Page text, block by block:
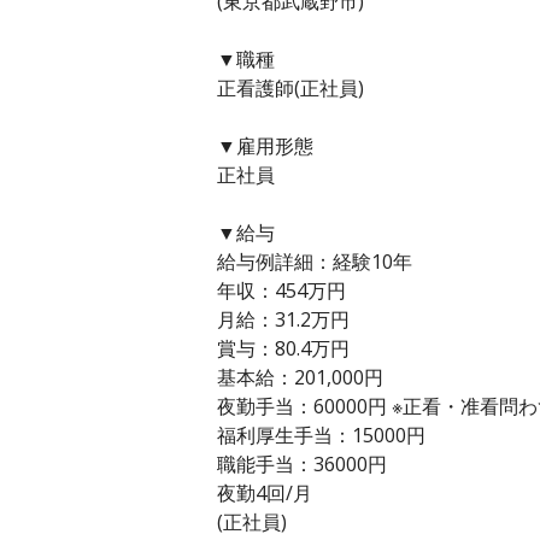
▼職種
正看護師(正社員)
▼雇用形態
正社員
▼給与
給与例詳細：経験10年
年収：454万円
月給：31.2万円
賞与：80.4万円
基本給：201,000円
夜勤手当：60000円 ※正看・准看問
福利厚生手当：15000円
職能手当：36000円
夜勤4回/月
(正社員)